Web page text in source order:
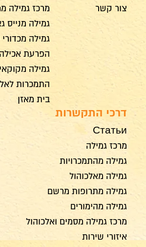
צור קשר
מרכז גמילה
גמילה מנייס
גמילה
הפרעת
גמילה
התמכרות
בית מאזן
דרכי התקשרות
Статьи
מרכז גמילה
גמילה מהתמכרויות
גמילה מאלכוהול
גמילה מתרופות מרשם
גמילה מהימורים
מרכז גמילה מסמים ואלכוהול
איזורי שירות